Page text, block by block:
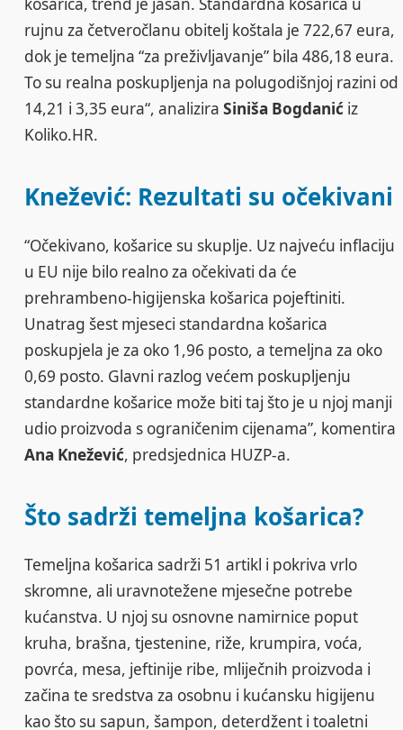
košarica, trend je jasan. Standardna košarica u
rujnu za četveročlanu obitelj koštala je 722,67 eura,
dok je temeljna “za preživljavanje” bila 486,18 eura.
To su realna poskupljenja na polugodišnjoj razini od
14,21 i 3,35 eura“, analiziraSiniša Bogdanić iz
Koliko.HR.
Knežević: Rezultati su očekivani
“Očekivano, košarice su skuplje. Uz najveću inflaciju
u EU nije bilo realno za očekivati da će
prehrambeno-higijenska košarica pojeftiniti.
Unatrag šest mjeseci standardna košarica
poskupjela je za oko 1,96 posto, a temeljna za oko
0,69 posto. Glavni razlog većem poskupljenju
standardne košarice može biti taj što je u njoj manji
udio proizvoda s ograničenim cijenama”, komentira
Ana Knežević, predsjednica HUZP-a.
Što sadrži temeljna košarica?
Temeljna košarica sadrži 51 artikl i pokriva vrlo
skromne, ali uravnotežene mjesečne potrebe
kućanstva. U njoj su osnovne namirnice poput
kruha, brašna, tjestenine, riže, krumpira, voća,
povrća, mesa, jeftinije ribe, mliječnih proizvoda i
začina te sredstva za osobnu i kućansku higijenu
kao što su sapun, šampon, deterdžent i toaletni